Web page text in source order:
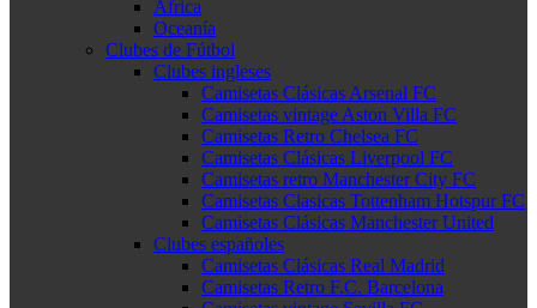
África
Oceanía
Clubes de Fútbol
Clubes ingleses
Camisetas Clásicas Arsenal FC
Camisetas vintage Aston Villa FC
Camisetas Retro Chelsea FC
Camisetas Clásicas Liverpool FC
Camisetas retro Manchester City FC
Camisetas Clasicas Tottenham Hotspur FC
Camisetas Clásicas Manchester United
Clubes españoles
Camisetas Clásicas Real Madrid
Camisetas Retro F.C. Barcelona